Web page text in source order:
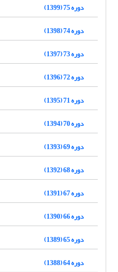
دوره 75 (1399)
دوره 74 (1398)
دوره 73 (1397)
دوره 72 (1396)
دوره 71 (1395)
دوره 70 (1394)
دوره 69 (1393)
دوره 68 (1392)
دوره 67 (1391)
دوره 66 (1390)
دوره 65 (1389)
دوره 64 (1388)